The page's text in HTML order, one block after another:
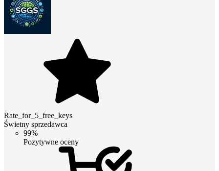
Rate_for_5_free_keys
Świetny sprzedawca
99%
Pozytywne oceny